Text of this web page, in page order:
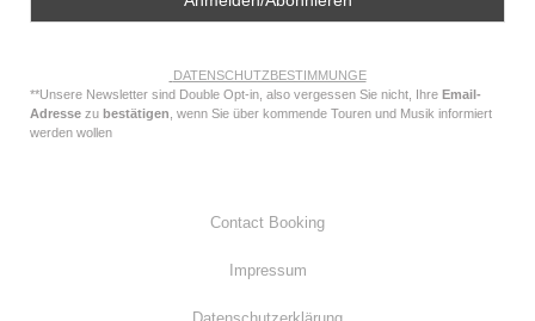
DATENSCHUTZBESTIMMUNGE
**Unsere Newsletter sind Double Opt-in, also vergessen Sie nicht, Ihre Email-
Adresse zu bestätigen , wenn Sie über kommende Touren und Musik informiert
werden wollen
Contact Booking
Impressum